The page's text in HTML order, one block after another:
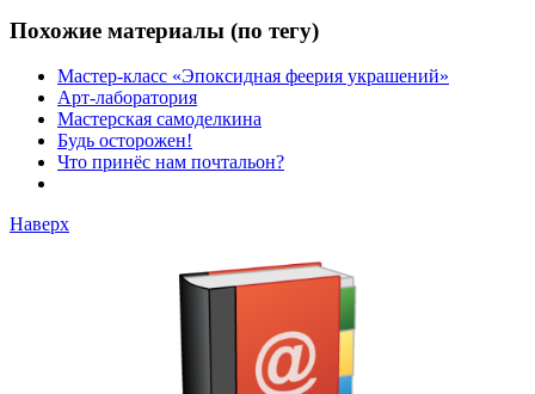
Похожие материалы (по тегу)
Мастер-класс «Эпоксидная феерия украшений»
Арт-лаборатория
Мастерская самоделкина
Будь осторожен!
Что принёс нам почтальон?
Наверх